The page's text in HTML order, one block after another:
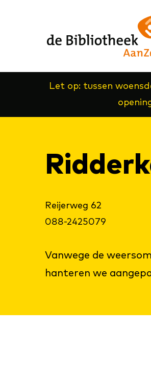
content
footer
naar
homepagina
Let op: tussen
Reijerweg 62
088-2425079
Vanwege de
hanteren we